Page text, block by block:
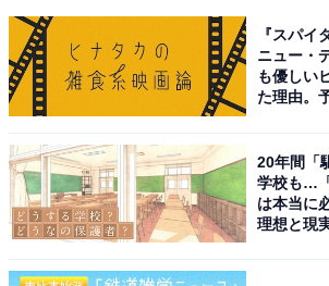
1位に輝いたのは、向井理さんでした
生した三国時代の天才軍師・諸葛孔明
ひょんなことから足を踏み入れたライ
ォーマンスを披露していた英子の歌声
『スパイ
ニュー・
も優しい
た理由。
20年間「
学校も…
は本当に
理想と現